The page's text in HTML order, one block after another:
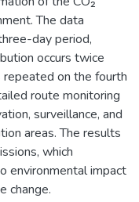
The data
day period,
occurs twice
on the fourth
route monitoring
surveillance, and
areas. The results
which
environmental impact
change.